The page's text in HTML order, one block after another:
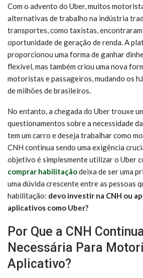
Com o advento do Uber, muitos
alternativas de trabalho na indústria
transportes, como taxistas, encontraram
oportunidade de geração de renda. A
proporcionou uma forma de ganhar
flexível, mas também criou uma nova
motoristas e passageiros, mudando os
de milhões de brasileiros.
No entanto, a chegada do Uber trouxe
questionamentos sobre a necessidade
tem um carro e deseja trabalhar como
CNH continua sendo uma exigência
objetivo é simplesmente utilizar o Uber
comprar habilitaçãodeixa de ser uma
uma dúvida crescente entre as pessoas
habilitação: devo investir na CNH ou
aplicativos como Uber?
Por Que a CNH
Necessária Para
Aplicativo?